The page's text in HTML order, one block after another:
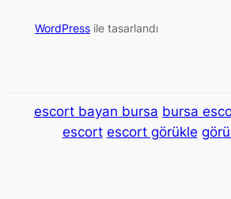
WordPressile tasarlandı
escort bayan bursa bursa
escort escort görükle